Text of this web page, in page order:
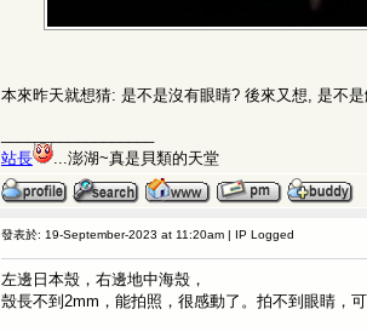
本來昨天就想猜: 是不是沒有眼睛? 後來又想, 是不
站長
...澎湖~真是貝類的天堂
發表於: 19-September-2023 at 11:20am | IP Logged
左邊日本殼，右邊地中海殼，
殼長不到2mm，能拍照，很感動了。拍不到眼睛，